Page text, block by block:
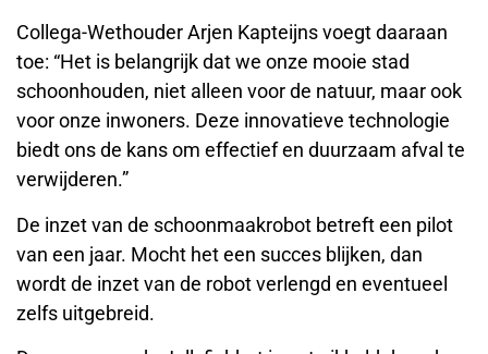
Collega-Wethouder Arjen Kapteijns voegt daaraan
toe: “Het is belangrijk dat we onze mooie stad
schoonhouden, niet alleen voor de natuur, maar ook
voor onze inwoners. Deze innovatieve technologie
biedt ons de kans om effectief en duurzaam afval te
verwijderen.”
De inzet van de schoonmaakrobot betreft een pilot
van een jaar. Mocht het een succes blijken, dan
wordt de inzet van de robot verlengd en eventueel
zelfs uitgebreid.